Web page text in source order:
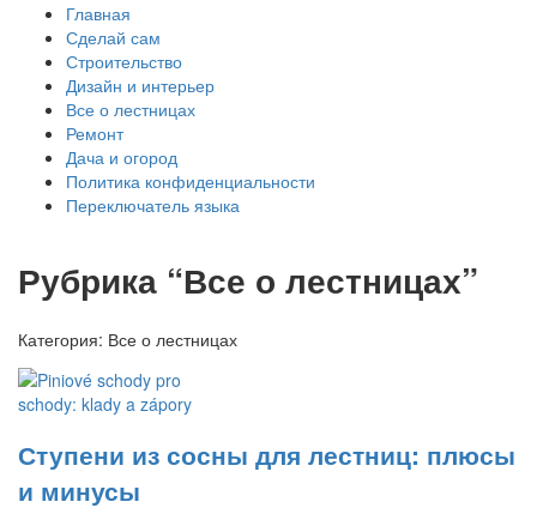
Главная
Сделай сам
Строительство
Дизайн и интерьер
Все о лестницах
Ремонт
Дача и огород
Политика конфиденциальности
Переключатель языка
Рубрика “Все о лестницах”
Категория: Все о лестницах
Ступени из сосны для лестниц: плюсы
и минусы